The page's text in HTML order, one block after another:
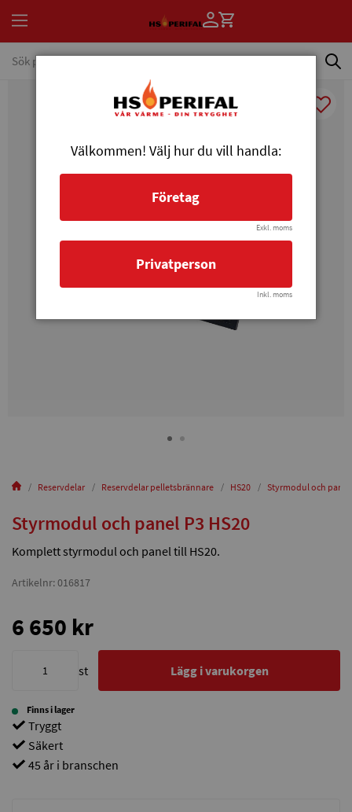
Reservdelar Reservdelar pelletsbrännare HS20 Styrmodul och panel
Styrmodul och panel P3 HS20
Komplett styrmodul och panel till HS20.
Artikelnr: 016817
6 650 kr
st Lägg i varukorgen
Finns i lager
Tryggt
Säkert
45 år i branschen
Välkommen! Välj hur du vill handla:
Företag
Exkl. moms
Privatperson
Inkl. moms